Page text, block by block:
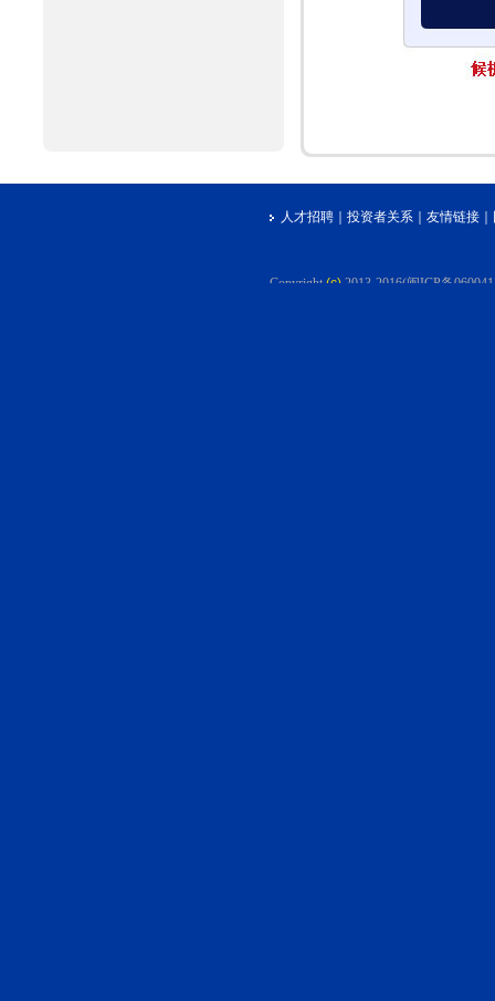
人才招聘 投资者关系 友情链接
Copyright (c) 2013-2016(闽ICP备